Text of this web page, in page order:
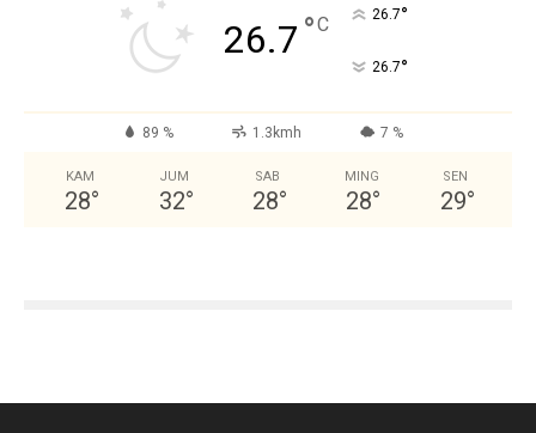
26.7 °C 26.7°
26.7°
89 % 1.3kmh 7 %
KAM
28°
JUM
32°
SAB
28°
MING
28°
SEN
29°